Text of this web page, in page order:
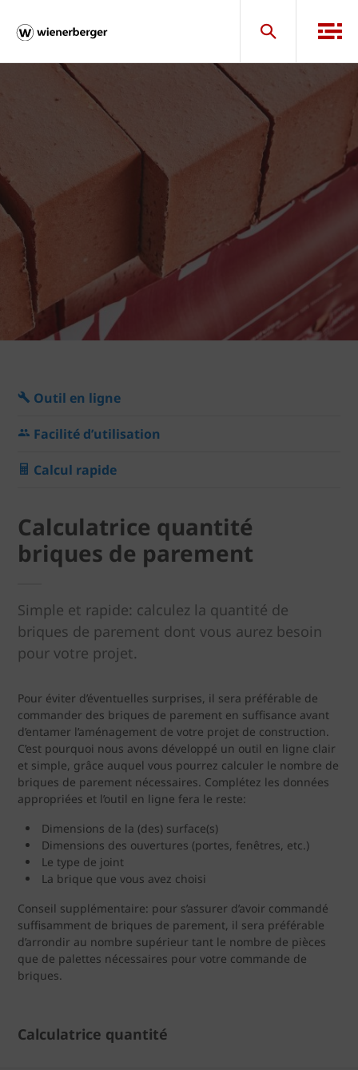
Outil en ligne
Facilité d’utilisation
Calcul rapide
Calculatrice quantité
briques de parement
Simple et rapide: calculez la quantité de
briques de parement dont vous aurez besoin
pour votre projet.
Pour éviter d’éventuelles surprises, il sera préférable de
commander des briques de parement en suffisance avant
d’entamer l’aménagement de votre projet de construction.
C’est pourquoi nous avons développé un outil en ligne clair
et simple, grâce auquel vous pourrez calculer le nombre de
briques de parement nécessaires. Complétez les données
appropriées et l’outil en ligne fera le reste:
Dimensions de la (des) surface(s)
Dimensions des ouvertures (portes, fenêtres, etc.)
Le type de joint
La brique que vous avez choisi
Conseil supplémentaire: pour s’assurer d’avoir commandé
suffisamment de briques de parement, il sera préférable
d’arrondir au nombre supérieur tant le nombre de pièces
que de palettes nécessaires pour votre commande de
briques.
Calculatrice quantité